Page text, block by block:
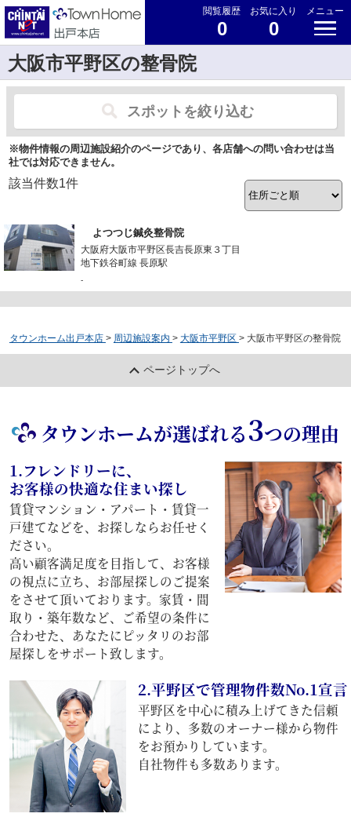
閲覧履歴
0
お気に入り
0
メニュー
大阪市平野区の整骨院
スポットを絞り込む
※物件情報の周辺施設紹介のページであり、各店舗への問い合わせは当
社では対応できません。
該当件数1件
よつつじ鍼灸整骨院
大阪府大阪市平野区長吉長原東３丁目
地下鉄谷町線 長原駅
-
タウンホーム出戸本店 > 周辺施設案内 > 大阪市平野区 > 大阪市平野区の整骨院
ページトップへ
タウンホームが選ばれる3つの理由
1.フレンドリーに、
お客様の快適な住まい探し
賃貸マンション・アパート・賃貸一
戸建てなどを、お探しならお任せく
ださい。
高い顧客満足度を目指して、お客様
の視点に立ち、お部屋探しのご提案
をさせて頂いております。家賃・間
取り・築年数など、ご希望の条件に
合わせた、あなたにピッタリのお部
屋探しをサポート致します。
2.平野区で管理物件数No.1宣言
平野区を中心に積み上げてきた信頼
により、多数のオーナー様から物件
をお預かりしています。
自社物件も多数あります。